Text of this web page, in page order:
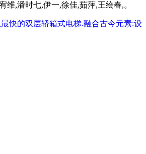
,潘时七,伊一,徐佳,茹萍,王绘春,。
快的双层轿箱式电梯.融合古今元素:设